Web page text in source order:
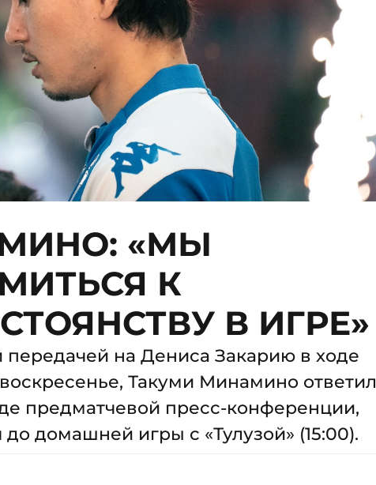
«МЫ
К
В ИГРЕ»
на Дениса Закарию в ходе
Такуми Минамино ответил
предматчевой пресс-конференции,
до домашней игры с «Тулузой» (15:00).